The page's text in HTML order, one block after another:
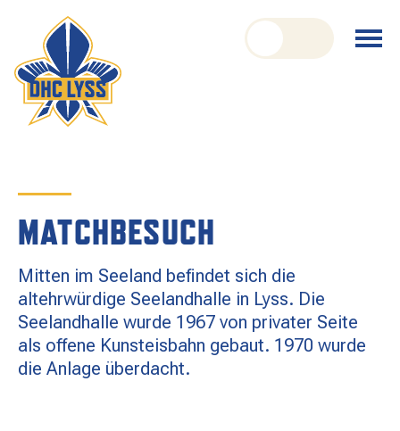
Menü
öffnen
schliessen
CLUB
KADER
SPIELPLAN
MATCHBESUCH
Mitten im Seeland befindet sich die
altehrwürdige Seelandhalle in Lyss. Die
Seelandhalle wurde 1967 von privater Seite
als offene Kunsteisbahn gebaut. 1970 wurde
die Anlage überdacht.